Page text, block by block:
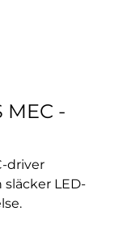
MEC -
driver
LED-